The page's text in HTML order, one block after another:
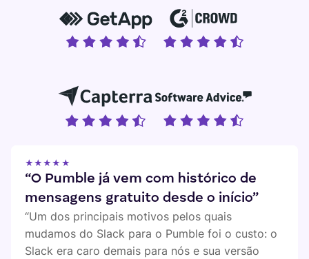
★★★★★
“O Pumble já vem com histórico de
mensagens gratuito desde o início”
“Um dos principais motivos pelos quais
mudamos do Slack para o Pumble foi o custo: o
Slack era caro demais para nós e sua versão